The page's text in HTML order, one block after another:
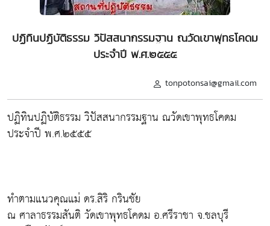
ปฏิทินปฏิบัติธรรม วิปัสสนากรรมฐาน ณวัดเขาพุทธโคดม
ประจำปี พ.ศ.๒๕๕๕
tonpotonsai@gmail.com
ปฏิทินปฏิบัติธรรม วิปัสสนากรรมฐาน ณวัดเขาพุทธโคดม
ประจำปี พ.ศ.๒๕๕๕
ทำตามแนวคุณแม่ ดร.สิริ กรินชัย
ณ ศาลาธรรมสันติ วัดเขาพุทธโคดม อ.ศรีราชา จ.ชลบุรี